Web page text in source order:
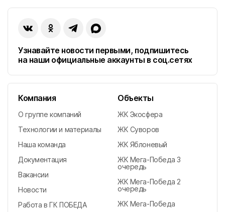
г. Кропоткин
г. Гулькевичи
г. Феодосия
Узнавайте новости первыми, подпишитесь
на наши официальные аккаунты в соц.сетях
Компания
О группе компаний
Технологии и материалы
Наша команда
Документация
Вакансии
Новости
Работа в ГК ПОБЕДА
Объекты
ЖК Экосфера
ЖК Суворов
ЖК Яблоневый
ЖК Мега-Победа 3
очередь
ЖК Мега-Победа 2
очередь
ЖК Мега-Победа